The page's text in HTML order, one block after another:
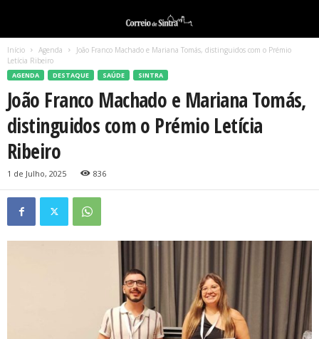
Início Agenda
João Franco Machado e Mariana Tomás, distinguidos com o Prémio
Letícia Ribeiro
AGENDA DESTAQUE SAÚDE SINTRA
João Franco Machado e Mariana Tomás,
distinguidos com o Prémio Letícia
Ribeiro
1 de Julho, 2025 836